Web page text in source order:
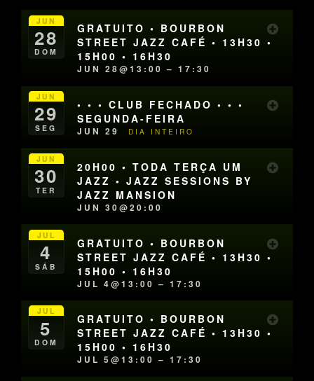
JUN
28
DOM
GRATUITO • BOURBON
STREET JAZZ CAFÉ • 13H30 •
15H00 • 16H30
JUN 28@13:00 – 17:30
JUN
29
SEG
• • • CLUB FECHADO • • •
SEGUNDA-FEIRA
JUN 29 DIA INTEIRO
JUN
30
TER
20H00 • TODA TERÇA UM
JAZZ • JAZZ SESSIONS BY
JAZZ MANSION
JUN 30@20:00
JUL
4
SÁB
GRATUITO • BOURBON
STREET JAZZ CAFÉ • 13H30 •
15H00 • 16H30
JUL 4@13:00 – 17:30
JUL
5
DOM
GRATUITO • BOURBON
STREET JAZZ CAFÉ • 13H30 •
15H00 • 16H30
JUL 5@13:00 – 17:30